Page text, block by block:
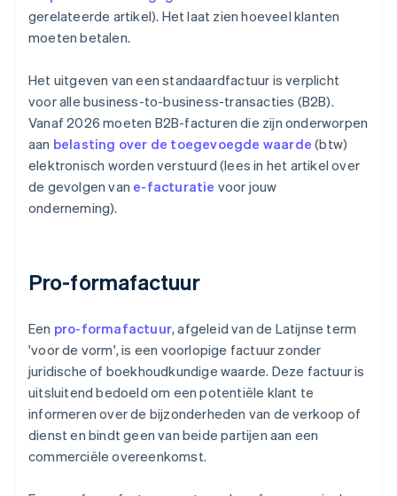
gerelateerde artikel). Het laat zien hoeveel klanten
moeten betalen.
Het uitgeven van een standaardfactuur is verplicht
voor alle business-to-business-transacties (B2B).
Vanaf 2026 moeten B2B-facturen die zijn onderworpen
aan belasting over de toegevoegde waarde (btw)
elektronisch worden verstuurd (lees in het artikel over
de gevolgen van e-facturatie voor jouw
onderneming).
Pro-formafactuur
Een pro-formafactuur, afgeleid van de Latijnse term
'voor de vorm', is een voorlopige factuur zonder
juridische of boekhoudkundige waarde. Deze factuur is
uitsluitend bedoeld om een potentiële klant te
informeren over de bijzonderheden van de verkoop of
dienst en bindt geen van beide partijen aan een
commerciële overeenkomst.